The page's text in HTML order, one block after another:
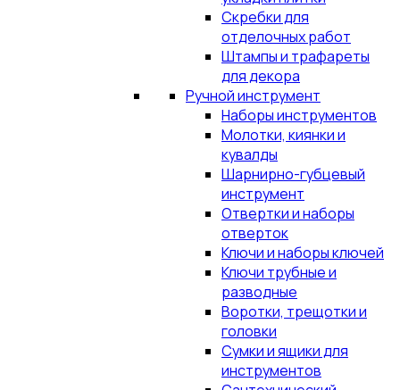
Скребки для
отделочных работ
Штампы и трафареты
для декора
Ручной инструмент
Наборы инструментов
Молотки, киянки и
кувалды
Шарнирно-губцевый
инструмент
Отвертки и наборы
отверток
Ключи и наборы ключей
Ключи трубные и
разводные
Воротки, трещотки и
головки
Сумки и ящики для
инструментов